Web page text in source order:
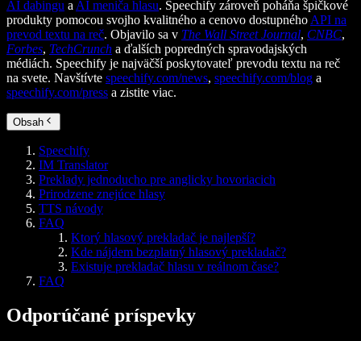
AI dabingu a AI meniča hlasu. Speechify zároveň poháňa špičkové
produkty pomocou svojho kvalitného a cenovo dostupného API na
prevod textu na reč. Objavilo sa v The Wall Street Journal, CNBC,
Forbes, TechCrunch a ďalších popredných spravodajských
médiách. Speechify je najväčší poskytovateľ prevodu textu na reč
na svete. Navštívte speechify.com/news, speechify.com/blog a
speechify.com/press a zistite viac.
Obsah
Speechify
IM Translator
Preklady jednoducho pre anglicky hovoriacich
Prirodzene znejúce hlasy
TTS návody
FAQ
Ktorý hlasový prekladač je najlepší?
Kde nájdem bezplatný hlasový prekladač?
Existuje prekladač hlasu v reálnom čase?
FAQ
Odporúčané príspevky